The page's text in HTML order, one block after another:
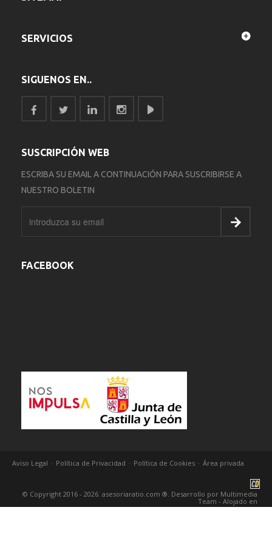
SERVICIOS
SIGUENOS EN..
SUSCRIPCIÓN WEB
ESCRIBA SU EMAIL A CONTINUACIÓN PARA SUSCRIBIRSE A
NUESTRO BOLETIN
FACEBOOK
Aviso Legal Política de Privacidad Política de Cookies Área privada
© Copyright 2016 - 2026. asesoriaratio.com ®. Desarrollo por Multimedia
Team - Alojado en